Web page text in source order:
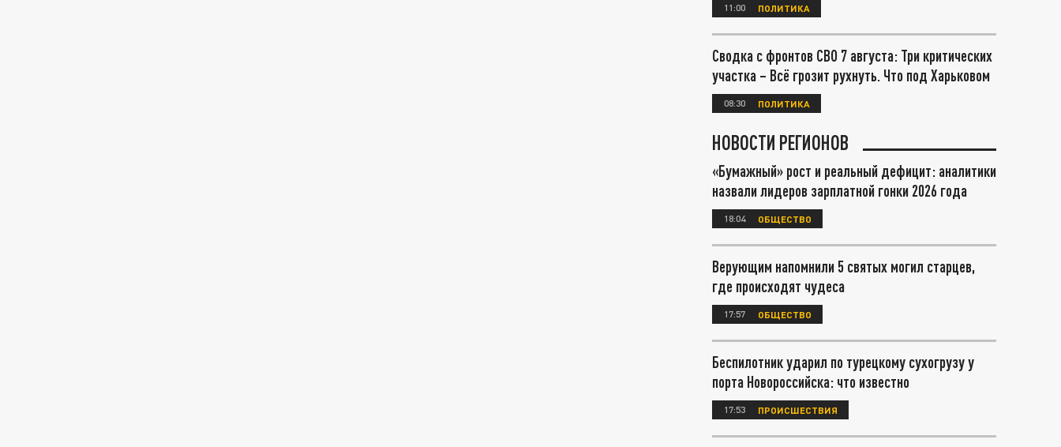
11:00 ПОЛИТИКА
Сводка с фронтов СВО 7 августа: Три критических
участка – Всё грозит рухнуть. Что под Харьковом
08:30 ПОЛИТИКА
НОВОСТИ РЕГИОНОВ
«Бумажный» рост и реальный дефицит: аналитики
назвали лидеров зарплатной гонки 2026 года
18:04 ОБЩЕСТВО
Верующим напомнили 5 святых могил старцев,
где происходят чудеса
17:57 ОБЩЕСТВО
Беспилотник ударил по турецкому сухогрузу у
порта Новороссийска: что известно
17:53 ПРОИСШЕСТВИЯ